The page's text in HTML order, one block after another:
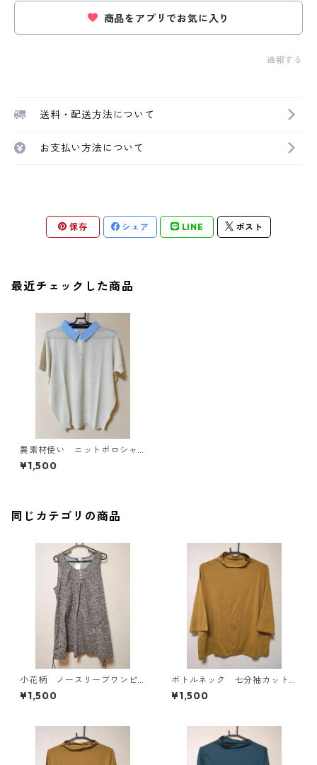
商品をアプリでお気に入り
通報する
送料・配送方法について
お支払い方法について
保存 シェア LINE ポスト
最近チェックした商品
異素材使い ニットポロシャ
ツ ＬＬ アイボリー KAE-
3699
¥1,500
同じカテゴリの商品
小花柄 ノースリーブワンピ
ース ４Ｌ ブラック KAE-
4819
¥1,500
ボトルネック 七分袖カット
ソー ４Ｌ マスタード KA
E-4818
¥1,500